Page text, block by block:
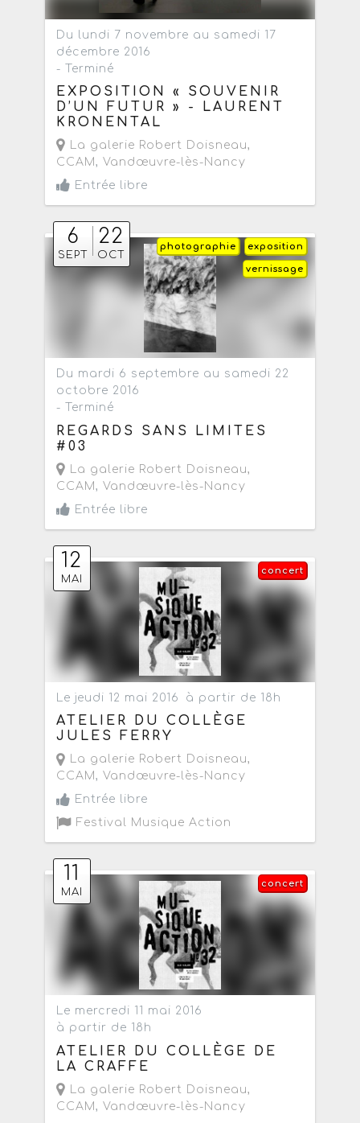
Du lundi 7 novembre au samedi 17
décembre 2016
- Terminé
EXPOSITION « SOUVENIR
D’UN FUTUR » - LAURENT
KRONENTAL
La galerie Robert Doisneau,
CCAM, Vandœuvre-lès-Nancy
Entrée libre
6
SEPT
22
OCT
exposition
photographie
vernissage
Du mardi 6 septembre au samedi 22
octobre 2016
- Terminé
REGARDS SANS LIMITES
#03
La galerie Robert Doisneau,
CCAM , Vandœuvre-lès-Nancy
Entrée libre
12
MAI
concert
Le jeudi 12 mai 2016 à partir de 18h
ATELIER DU COLLÈGE
JULES FERRY
La galerie Robert Doisneau,
CCAM, Vandœuvre-lès-Nancy
Entrée libre
Festival Musique Action
11
MAI
concert
Le mercredi 11 mai 2016
à partir de 18h
ATELIER DU COLLÈGE DE
LA CRAFFE
La galerie Robert Doisneau,
CCAM, Vandœuvre-lès-Nancy